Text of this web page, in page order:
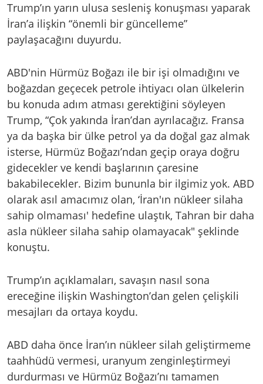
Trump’ın yarın ulusa sesleniş konuşması yaparak
İran’a ilişkin “önemli bir güncelleme”
paylaşacağını duyurdu.
ABD'nin Hürmüz Boğazı ile bir işi olmadığını ve
boğazdan geçecek petrole ihtiyacı olan ülkelerin
bu konuda adım atması gerektiğini söyleyen
Trump, “Çok yakında İran’dan ayrılacağız. Fransa
ya da başka bir ülke petrol ya da doğal gaz almak
isterse, Hürmüz Boğazı’ndan geçip oraya doğru
gidecekler ve kendi başlarının çaresine
bakabilecekler. Bizim bununla bir ilgimiz yok. ABD
olarak asıl amacımız olan, ‘İran'ın nükleer silaha
sahip olmaması' hedefine ulaştık, Tahran bir daha
asla nükleer silaha sahip olamayacak" şeklinde
konuştu.
Trump’ın açıklamaları, savaşın nasıl sona
ereceğine ilişkin Washington’dan gelen çelişkili
mesajları da ortaya koydu.
ABD daha önce İran’ın nükleer silah geliştirmeme
taahhüdü vermesi, uranyum zenginleştirmeyi
durdurması ve Hürmüz Boğazı’nı tamamen